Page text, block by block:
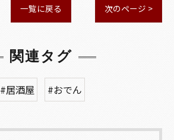
一覧に戻る 次のページ >
関連タグ
#居酒屋 #おでん